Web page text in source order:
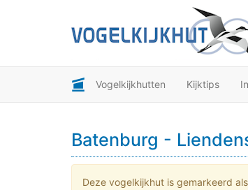
Vogelkijkhutten Kijktips
Batenburg -
Deze vogelkijkhut is gemarkeerd